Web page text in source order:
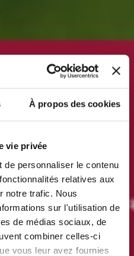
À propos des cookies
vie privée
personnaliser le contenu
relatives aux
notre trafic. Nous
sur l'utilisation de
de médias sociaux, de
combiner celles-ci
vous leur avez fournies